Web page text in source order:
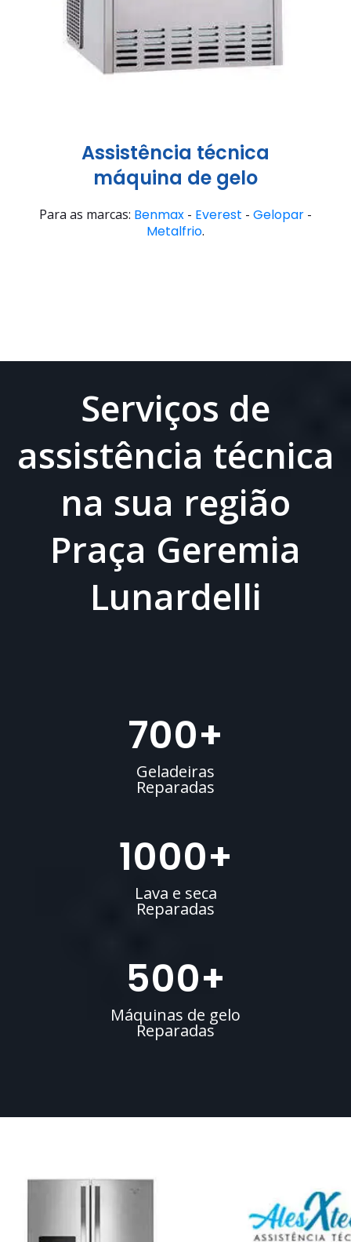
Assistência técnica
máquina de gelo
Para as marcas: Benmax - Everest - Gelopar -
Metalfrio.
Serviços de
assistência técnica
na sua região
Praça Geremia
Lunardelli
700+
Geladeiras
Reparadas
1000+
Lava e seca
Reparadas
500+
Máquinas de gelo
Reparadas